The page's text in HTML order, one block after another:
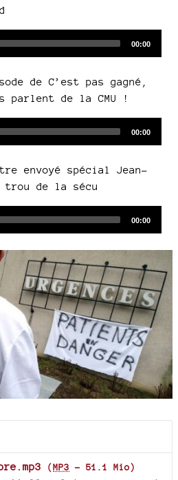
Total
00:00
de C’est pas gagné,
parlent de la CMU !
Total
00:00
envoyé spécial Jean-
de la sécu
Total
00:00
(MP3 - 51.1 Mio)